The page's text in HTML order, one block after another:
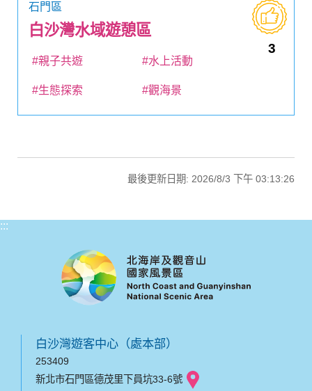
石門區
白沙灣水域遊憩區
3
#親子共遊 #水上活動
#生態探索 #觀海景
最後更新日期: 2026/8/3 下午 03:13:26
:::
白沙灣遊客中心（處本部）
253409
新北市石門區德茂里下員坑33-6號